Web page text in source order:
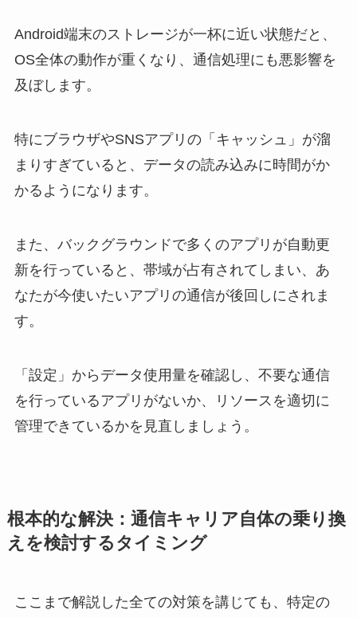
Android端末のストレージが一杯に近い状態だと、
OS全体の動作が重くなり、通信処理にも悪影響を
及ぼします。
特にブラウザやSNSアプリの「キャッシュ」が溜
まりすぎていると、データの読み込みに時間がか
かるようになります。
また、バックグラウンドで多くのアプリが自動更
新を行っていると、帯域が占有されてしまい、あ
なたが今使いたいアプリの通信が後回しにされま
す。
「設定」からデータ使用量を確認し、不要な通信
を行っているアプリがないか、リソースを適切に
管理できているかを見直しましょう。
根本的な解決：通信キャリア自体の乗り換
えを検討するタイミング
ここまで解説した全ての対策を講じても、特定の